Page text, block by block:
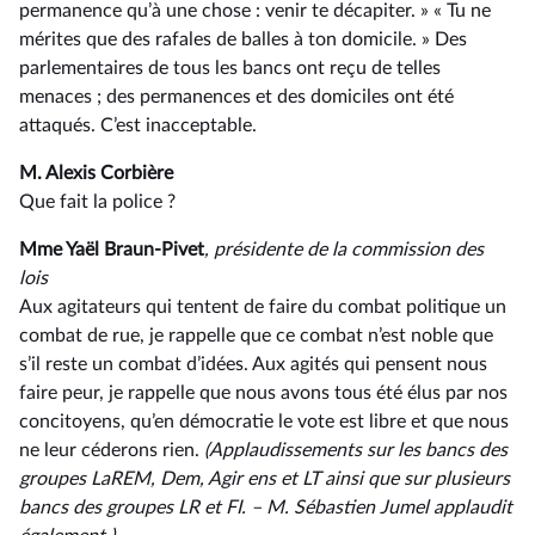
permanence qu’à une chose : venir te décapiter. » « Tu ne
mérites que des rafales de balles à ton domicile. » Des
parlementaires de tous les bancs ont reçu de telles
menaces ; des permanences et des domiciles ont été
attaqués. C’est inacceptable.
M. Alexis Corbière
Que fait la police ?
Mme Yaël Braun-Pivet, présidente de la commission des
lois
Aux agitateurs qui tentent de faire du combat politique un
combat de rue, je rappelle que ce combat n’est noble que
s’il reste un combat d’idées. Aux agités qui pensent nous
faire peur, je rappelle que nous avons tous été élus par nos
concitoyens, qu’en démocratie le vote est libre et que nous
ne leur céderons rien. (Applaudissements sur les bancs des
groupes LaREM, Dem, Agir ens et LT ainsi que sur plusieurs
bancs des groupes LR et FI. –⁠ M. Sébastien Jumel applaudit